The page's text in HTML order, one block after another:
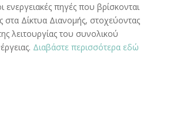
πηγές που βρίσκονται
στα Δίκτυα Διανομής, στοχεύοντας
λειτουργίας του συνολικού
Διαβάστε περισσότερα εδώ